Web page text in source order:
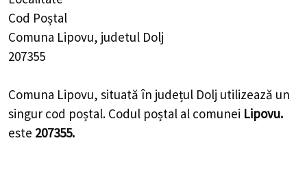
Cod Poștal
Comuna Lipovu, judetul Dolj
207355
Comuna Lipovu, situată în județul Dolj utilizează un
singur cod poștal. Codul poștal al comunei Lipovu.
este 207355.